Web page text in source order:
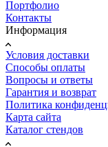
Портфолио
Контакты
Информация
Условия доставки
Способы оплаты
Вопросы и ответы
Гарантия и возврат
Политика
Карта сайта
Каталог стендов